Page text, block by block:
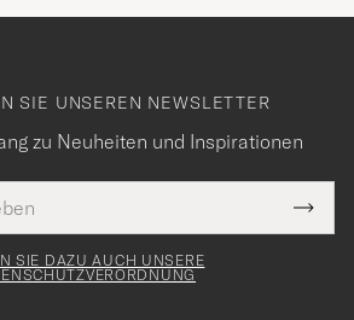
SIE UNSEREN NEWSLETTER
zu Neuheiten und Inspirationen
SIE DAZU AUCH UNSERE